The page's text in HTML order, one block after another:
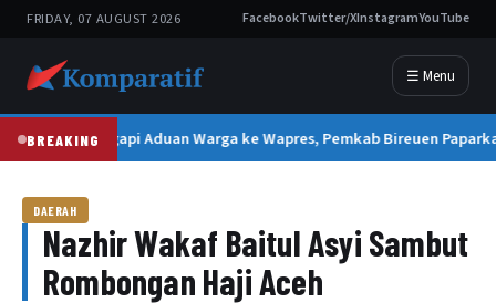
FRIDAY, 07 AUGUST 2026 FacebookTwitter/XInstagramYouTube
☰ Menu
BREAKINGTanggapi Aduan Warga ke Wapres, Pemkab Bireuen
DAERAH
Nazhir Wakaf Baitul Asyi Sambut
Rombongan Haji Aceh